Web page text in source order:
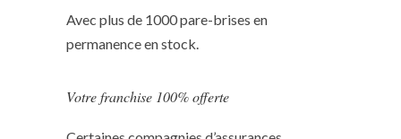
Avec plus de 1000 pare-brises en
permanence en stock.
Votre franchise 100% offerte